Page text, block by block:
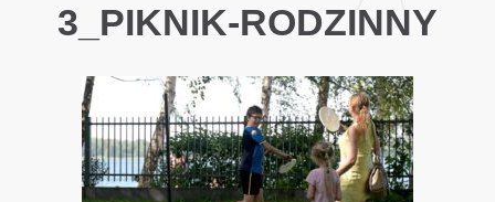
3_PIKNIK-RODZINNY